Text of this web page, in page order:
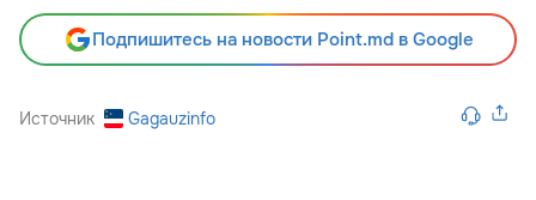
Подпишитесь на новости Point.md в Google
Источник Gagauzinfo